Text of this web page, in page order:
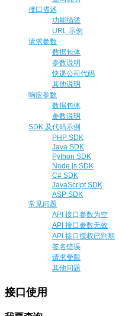
接口描述
功能描述
URL 示例
请求参数
数据包体
参数说明
快递公司代码
其他说明
响应参数
数据包体
参数说明
SDK 及代码示例
PHP SDK
Java SDK
Python SDK
Node.js SDK
C# SDK
JavaScript SDK
ASP SDK
常见问题
API 接口参数为空
API 接口参数无效
API 接口授权已到期
签名错误
请求受限
其他问题
接口使用